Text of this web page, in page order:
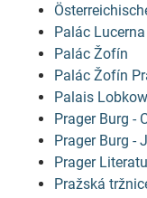
Palác
Palác Žofín
Palác Žofín
Palais
Prager Burg -
Prager Burg -
Prager
Pražská